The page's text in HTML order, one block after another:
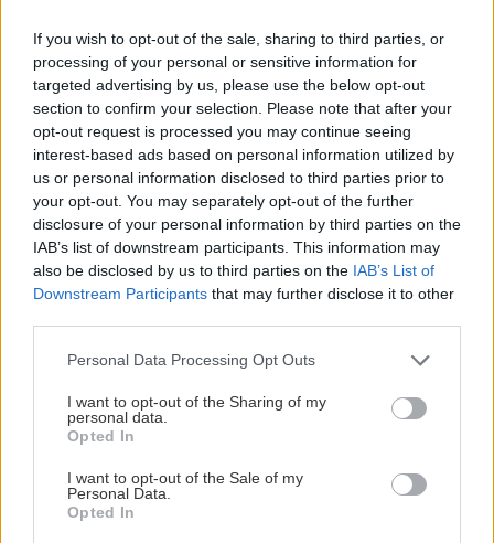
If you wish to opt-out of the sale, sharing to third parties, or
processing of your personal or sensitive information for
targeted advertising by us, please use the below opt-out
section to confirm your selection. Please note that after your
opt-out request is processed you may continue seeing
interest-based ads based on personal information utilized by
us or personal information disclosed to third parties prior to
your opt-out. You may separately opt-out of the further
disclosure of your personal information by third parties on the
IAB’s list of downstream participants. This information may
also be disclosed by us to third parties on the IAB’s List of
Downstream Participants that may further disclose it to other
Personal Data Processing Opt Outs
I want to opt-out of the Sharing of my
personal data.
Opted In
I want to opt-out of the Sale of my
Personal Data.
Opted In
συμπτωμάτων - Τα μέτρα προστασίας μέχρι
τον Οκτώβριο
18:29
ΑΘΛΗΤΙΚΑ
ΟΦΗ: Συμφωνία με τον Ιταλό αμυντικό
Λορέντσο Ντίκμαν – Την Κυριακή στο
Ηράκλειο για τις υπογραφές
18:22
ΕΛΛΑΔΑ
ΙΣΑ: Ζητάει άμεση αναστολή της
εξετάσεων στο Ψηφιακό Αποθετήριο
ΚΡΗΤΗ
γάμους και βαπτίσεις κινείται η αγορά
Όλες οι ειδήσεις
ΠΕΡΙΣΣΟΤΕΡΑ